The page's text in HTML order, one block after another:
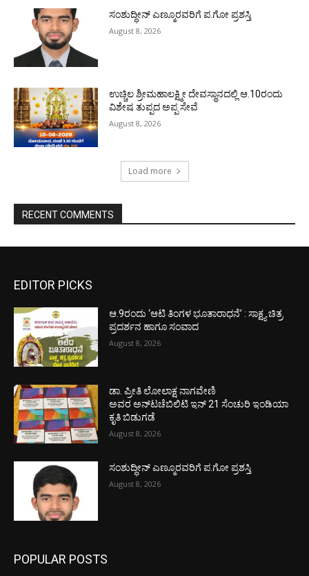
ಸಂಶುದ್ಧೀನ್ ಎಣ್ಮೂರವರಿಗೆ ಪ.ಗೋ ಪ್ರಶಸ್ತಿ
August 8, 2026
ಉಚ್ಚಿಲ ಶ್ರೀಮಹಾಲಕ್ಷ್ಮೀ ದೇವಸ್ಥಾನದಲ್ಲಿ ಆ.10ರಂದು
ವಿಶೇಷ ತುಪ್ಪದ ಅಪ್ಪ ಸೇವೆ
August 8, 2026
Load more
RECENT COMMENTS
EDITOR PICKS
ಆ.9ರಂದು ‘ಆಟಿ ತಿಂಗಳ ಭೂತಾರಾಧನೆ’ : ಸಾಕ್ಷ್ಯ ಚಿತ್ರ
ಪ್ರದರ್ಶನ ಹಾಗೂ ಸಂವಾದ
August 8, 2026
ಡಾ. ಪ್ರೀತಿ ಲೋಲಾಕ್ಷ ನಾಗವೇಣಿ
ಅವರ ಅನ್‌ಟಚೆಬಿಲಿಟಿ ಇನ್ 21 ಸೆಂಚುರಿ ಇಂಡಿಯಾ
ಕೃತಿ ಬಿಡುಗಡೆ
August 8, 2026
ಸಂಶುದ್ಧೀನ್ ಎಣ್ಮೂರವರಿಗೆ ಪ.ಗೋ ಪ್ರಶಸ್ತಿ
August 8, 2026
POPULAR POSTS